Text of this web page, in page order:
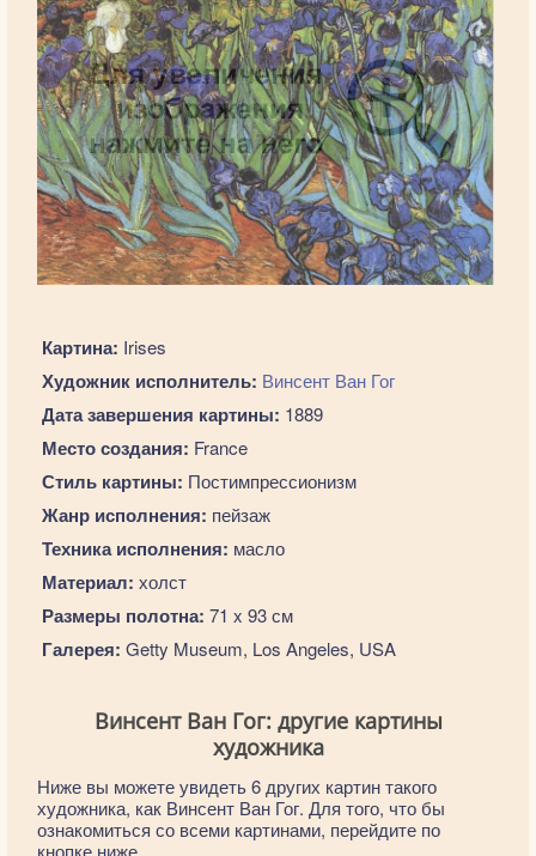
Картина: Irises
Художник исполнитель: Винсент Ван Гог
Дата завершения картины: 1889
Место создания: France
Стиль картины: Постимпрессионизм
Жанр исполнения: пейзаж
Техника исполнения: масло
Материал: холст
Размеры полотна: 71 x 93 см
Галерея: Getty Museum, Los Angeles, USA
Винсент Ван Гог: другие картины
художника
Ниже вы можете увидеть 6 других картин такого
художника, как Винсент Ван Гог. Для того, что бы
ознакомиться со всеми картинами, перейдите по
кнопке ниже.